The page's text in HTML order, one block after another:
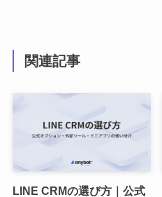
関連記事
LINE CRMの選び方｜公式